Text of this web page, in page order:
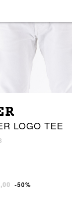
LOGO TEE
-50%